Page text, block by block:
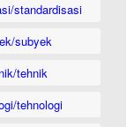
standardisasi
subyek
tehnik
tehnologi